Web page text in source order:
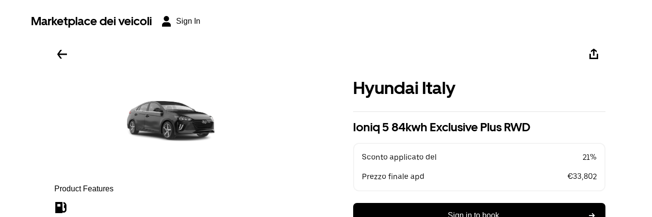
Marketplace dei veicoli Sign In
Product Features
Hyundai Italy
Ioniq 5 84kwh Exclusive Plus RWD
Sconto applicato del 21%
Prezzo finale apd €33,802
Sign in to book